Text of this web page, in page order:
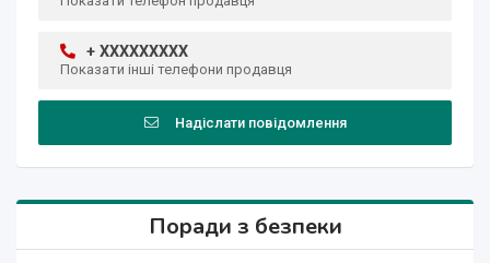
+ XXXXXXXXX
Показати інші телефони продавця
Надіслати повідомлення
Поради з безпеки